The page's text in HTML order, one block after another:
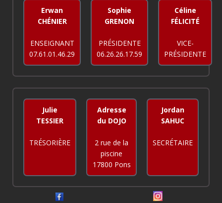
Erwan
CHÉNIER
ENSEIGNANT
07.61.01.46.29
Sophie
GRENON
PRÉSIDENTE
06.26.26.17.59
Céline
FÉLICITÉ
VICE-
PRÉSIDENTE
Julie
TESSIER
TRÉSORIÈRE
Adresse
du DOJO
2 rue de la
piscine
17800 Pons
Jordan
SAHUC
SECRÉTAIRE